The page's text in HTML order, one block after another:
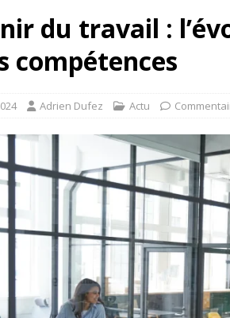
du travail :
compétences
Adrien Dufez Actu